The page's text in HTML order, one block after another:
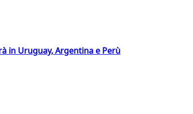
in Uruguay, Argentina e Perù